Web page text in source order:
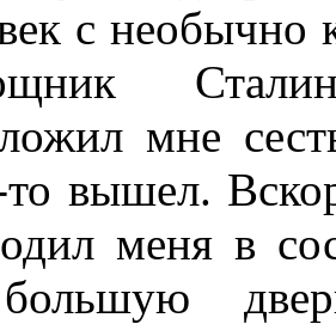
с
мне
то вышел.
меня в